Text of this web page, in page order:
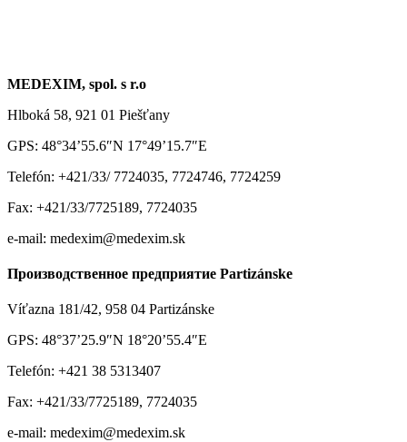
MEDEXIM, spol. s r.o
Hlboká 58, 921 01 Piešťany
GPS: 48°34’55.6″N 17°49’15.7″E
Telefón: +421/33/ 7724035, 7724746, 7724259
Fax: +421/33/7725189, 7724035
e-mail: medexim@medexim.sk
Производственное предприятие Partizánske
Víťazna 181/42, 958 04 Partizánske
GPS: 48°37’25.9″N 18°20’55.4″E
Telefón: +421 38 5313407
Fax: +421/33/7725189, 7724035
e-mail: medexim@medexim.sk